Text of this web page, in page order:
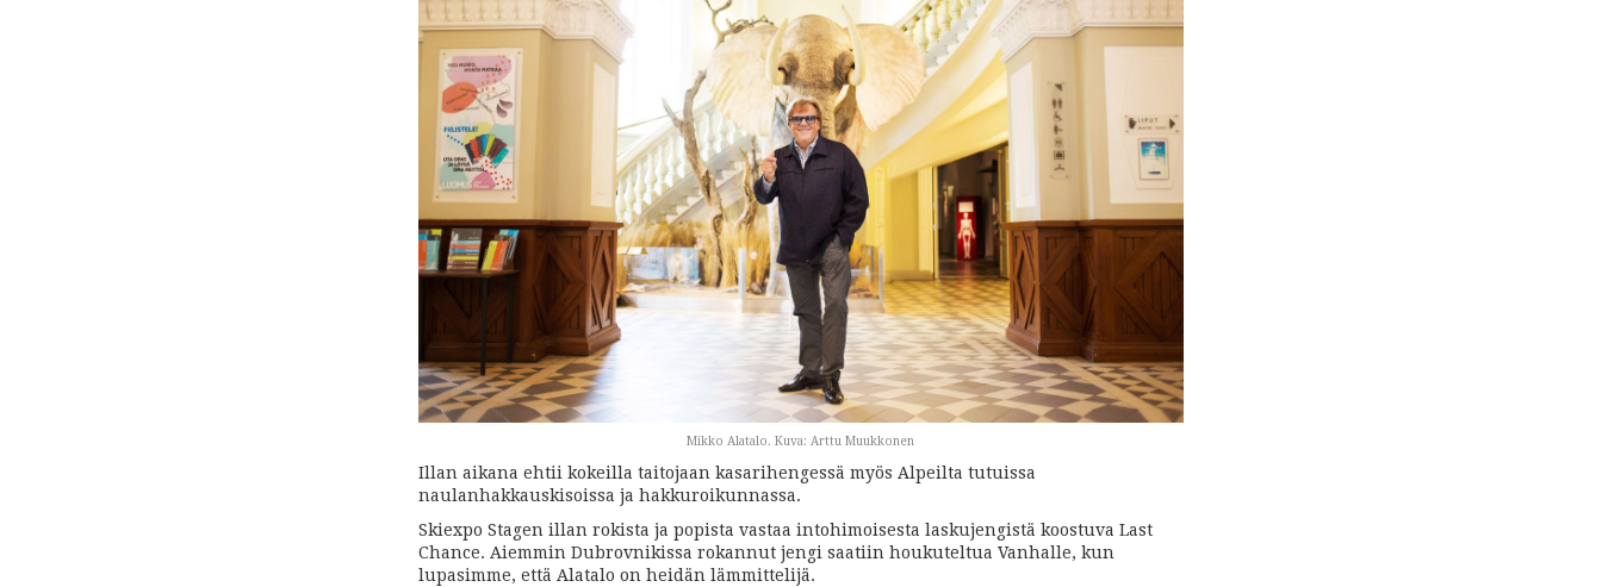
Mikko Alatalo. Kuva: Arttu Muukkonen
Illan aikana ehtii kokeilla taitojaan kasarihengessä myös Alpeilta tutuissa
naulanhakkauskisoissa ja hakkuroikunnassa.
Skiexpo Stagen illan rokista ja popista vastaa intohimoisesta laskujengistä koostuva Last
Chance. Aiemmin Dubrovnikissa rokannut jengi saatiin houkuteltua Vanhalle, kun
lupasimme, että Alatalo on heidän lämmittelijä.